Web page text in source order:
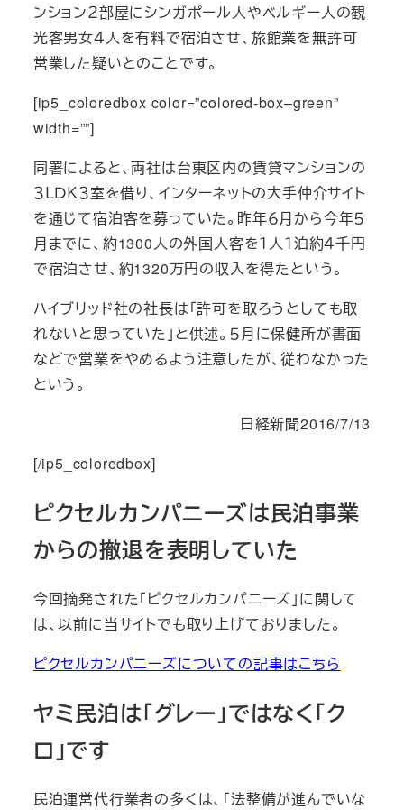
ンション２部屋にシンガポール人やベルギー人の観
光客男女４人を有料で宿泊させ、旅館業を無許可
営業した疑いとのことです。
[ip5_coloredbox color=”colored-box–green”
width=””]
同署によると、両社は台東区内の賃貸マンションの
３ＬＤＫ３室を借り、インターネットの大手仲介サイト
を通じて宿泊客を募っていた。昨年６月から今年５
月までに、約1300人の外国人客を１人１泊約４千円
で宿泊させ、約1320万円の収入を得たという。
ハイブリッド社の社長は「許可を取ろうとしても取
れないと思っていた」と供述。５月に保健所が書面
などで営業をやめるよう注意したが、従わなかった
という。
日経新聞2016/7/13
[/ip5_coloredbox]
ピクセルカンパニーズは民泊事業
からの撤退を表明していた
今回摘発された「ピクセルカンパニーズ」に関して
は、以前に当サイトでも取り上げておりました。
ピクセルカンパニーズについての記事はこちら
ヤミ民泊は「グレー」ではなく「ク
ロ」です
民泊運営代行業者の多くは、「法整備が進んでいな